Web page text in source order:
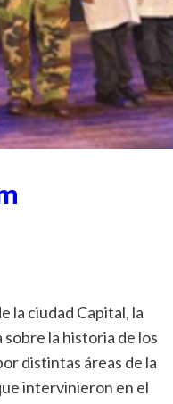
la ciudad Capital, la
la historia de los
distintas áreas de la
intervinieron en el